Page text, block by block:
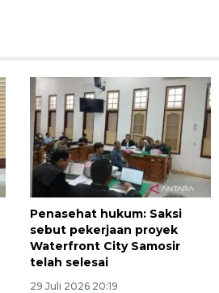
Penasehat hukum: Saksi
sebut pekerjaan proyek
Waterfront City Samosir
telah selesai
29 Juli 2026 20:19
IDAI